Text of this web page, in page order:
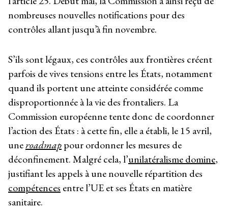
nombreuses nouvelles notifications pour des
contrôles allant jusqu’à fin novembre.
S’ils sont légaux, ces contrôles aux frontières créent
parfois de vives tensions entre les États, notamment
quand ils portent une atteinte considérée comme
disproportionnée à la vie des frontaliers. La
Commission européenne tente donc de coordonner
l’action des États : à cette fin, elle a établi, le 15 avril,
uneroadmappour ordonner les mesures de
déconfinement. Malgré cela, l’unilatéralisme domine,
justifiant les appels à une nouvelle répartition des
compétences entre l’UE et ses États en matière
sanitaire.